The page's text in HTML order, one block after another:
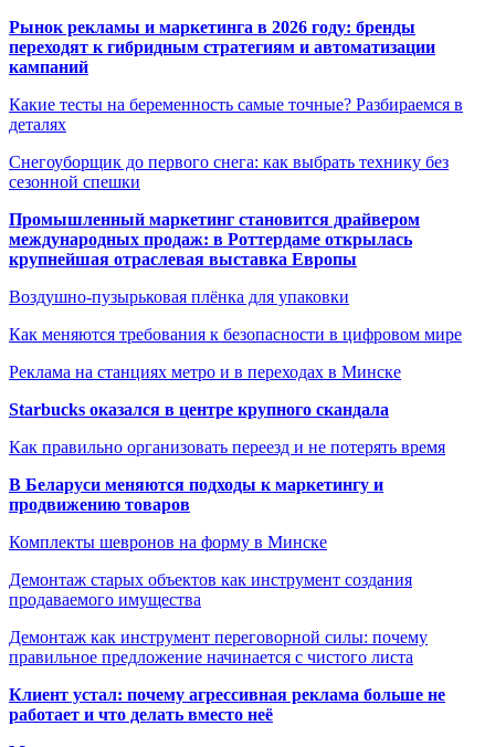
Рынок рекламы и маркетинга в 2026 году: бренды
переходят к гибридным стратегиям и автоматизации
кампаний
Какие тесты на беременность самые точные? Разбираемся в
деталях
Снегоуборщик до первого снега: как выбрать технику без
сезонной спешки
Промышленный маркетинг становится драйвером
международных продаж: в Роттердаме открылась
крупнейшая отраслевая выставка Европы
Воздушно-пузырьковая плёнка для упаковки
Как меняются требования к безопасности в цифровом мире
Реклама на станциях метро и в переходах в Минске
Starbucks оказался в центре крупного скандала
Как правильно организовать переезд и не потерять время
В Беларуси меняются подходы к маркетингу и
продвижению товаров
Комплекты шевронов на форму в Минске
Демонтаж старых объектов как инструмент создания
продаваемого имущества
Демонтаж как инструмент переговорной силы: почему
правильное предложение начинается с чистого листа
Клиент устал: почему агрессивная реклама больше не
работает и что делать вместо неё